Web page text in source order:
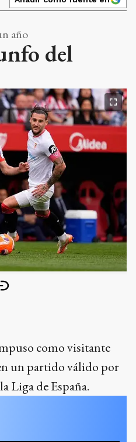
año
del
como visitante
un partido válido por
Liga de España.